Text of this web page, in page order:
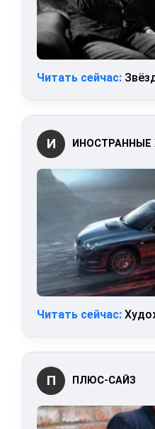
Читать сейчас:
И ИНОСТРАННЫЕ
Читать сейчас:
П ПЛЮС-САЙЗ